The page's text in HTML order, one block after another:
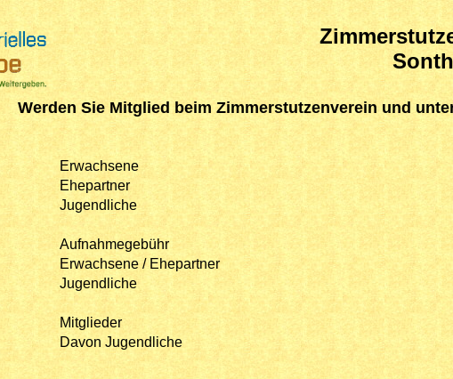
Werden Sie Mitglied beim Zimmerstutzenverein und
Erwachsene
Ehepartner
Jugendliche
Aufnahmegebühr
Erwachsene / Ehepartner
Jugendliche
Mitglieder
Davon Jugendliche